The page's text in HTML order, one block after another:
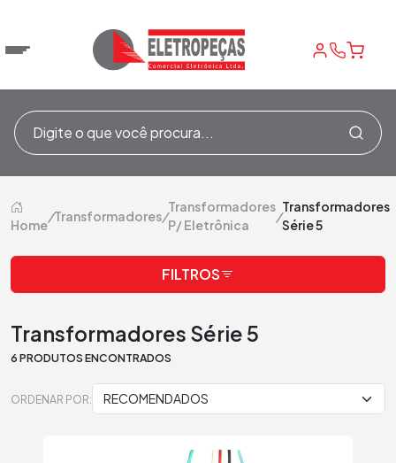
Home
/Transformadores/
Transformadores
P/ Eletrônica
/
Transformadores
Série 5
FILTROS
Transformadores Série 5
6 PRODUTOS ENCONTRADOS
ORDENAR POR: